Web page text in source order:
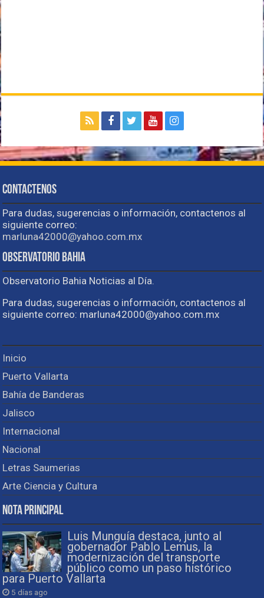
Contactenos
Para dudas, sugerencias o información, contactenos al
siguiente correo:
marluna42000@yahoo.com.mx
Observatorio Bahia
Observatorio Bahia Noticias al Día.
Para dudas, sugerencias o información, contactenos al
siguiente correo: marluna42000@yahoo.com.mx
Inicio
Puerto Vallarta
Bahía de Banderas
Jalisco
Internacional
Nacional
Letras Saumerias
Arte Ciencia y Cultura
Nota Principal
Luis Munguía destaca, junto al
gobernador Pablo Lemus, la
modernización del transporte
público como un paso histórico
para Puerto Vallarta
5 días ago